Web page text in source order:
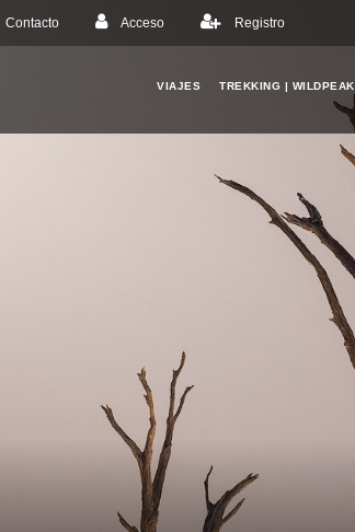
Contacto Acceso Registro
VIAJES TREKKING | WILDPEAK